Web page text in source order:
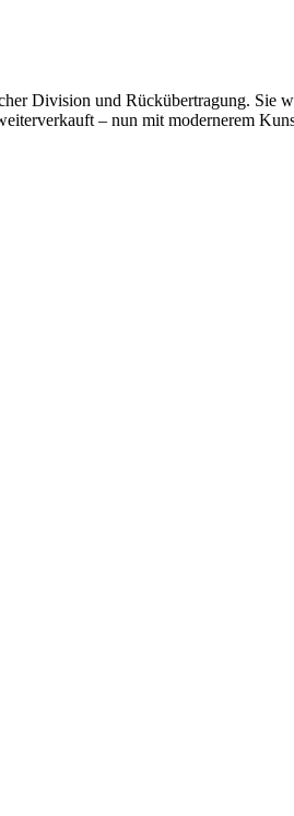
Division und Rückübertragung. Sie
– nun mit modernerem